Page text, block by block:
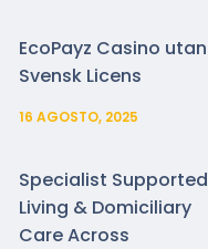
EcoPayz Casino utan
Svensk Licens
16 AGOSTO, 2025
Specialist Supported
Living & Domiciliary
Care Across